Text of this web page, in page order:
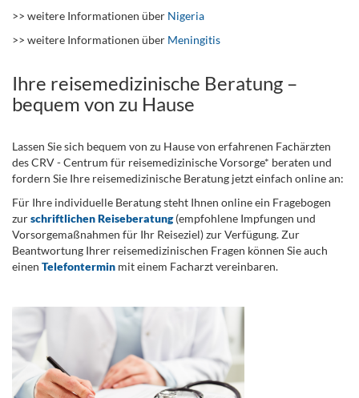
>> weitere Informationen über Nigeria
>> weitere Informationen über Meningitis
Ihre reisemedizinische Beratung –
bequem von zu Hause
Lassen Sie sich bequem von zu Hause von erfahrenen Fachärzten
des CRV - Centrum für reisemedizinische Vorsorge* beraten und
fordern Sie Ihre reisemedizinische Beratung jetzt einfach online an:
Für Ihre individuelle Beratung steht Ihnen online ein Fragebogen
zurschriftlichen Reiseberatung(empfohlene Impfungen und
Vorsorgemaßnahmen für Ihr Reiseziel) zur Verfügung. Zur
Beantwortung Ihrer reisemedizinischen Fragen können Sie auch
einen Telefontermin mit einem Facharzt vereinbaren.